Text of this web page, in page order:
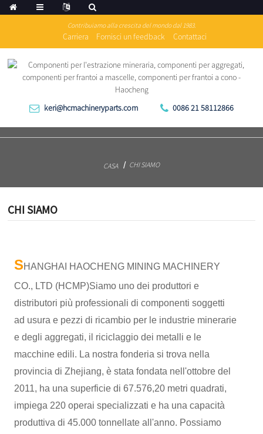
Contribuiamo alla crescita del mondo dal 1983.
Carriera Fornisci un feedback Contattaci
keri@hcmachineryparts.com 0086 21 58112866
CASA CHI SIAMO
CHI SIAMO
SHANGHAI HAOCHENG MINING MACHINERY
CO., LTD (HCMP)Siamo uno dei produttori e
distributori più professionali di componenti soggetti
ad usura e pezzi di ricambio per le industrie minerarie
e degli aggregati, il riciclaggio dei metalli e le
macchine edili. La nostra fonderia si trova nella
provincia di Zhejiang, è stata fondata nell'ottobre del
2011, ha una superficie di 67.576,20 metri quadrati,
impiega 220 operai specializzati e ha una capacità
produttiva di 45.000 tonnellate all'anno. Possiamo